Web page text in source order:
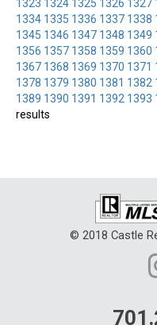
1323 1324 1325 1326 1327
1334 1335 1336 1337 1338
1345 1346 1347 1348 1349
1356 1357 1358 1359 1360
1367 1368 1369 1370 1371
1378 1379 1380 1381 1382
1389 1390 1391 1392 1393
results
© 2018 Castle